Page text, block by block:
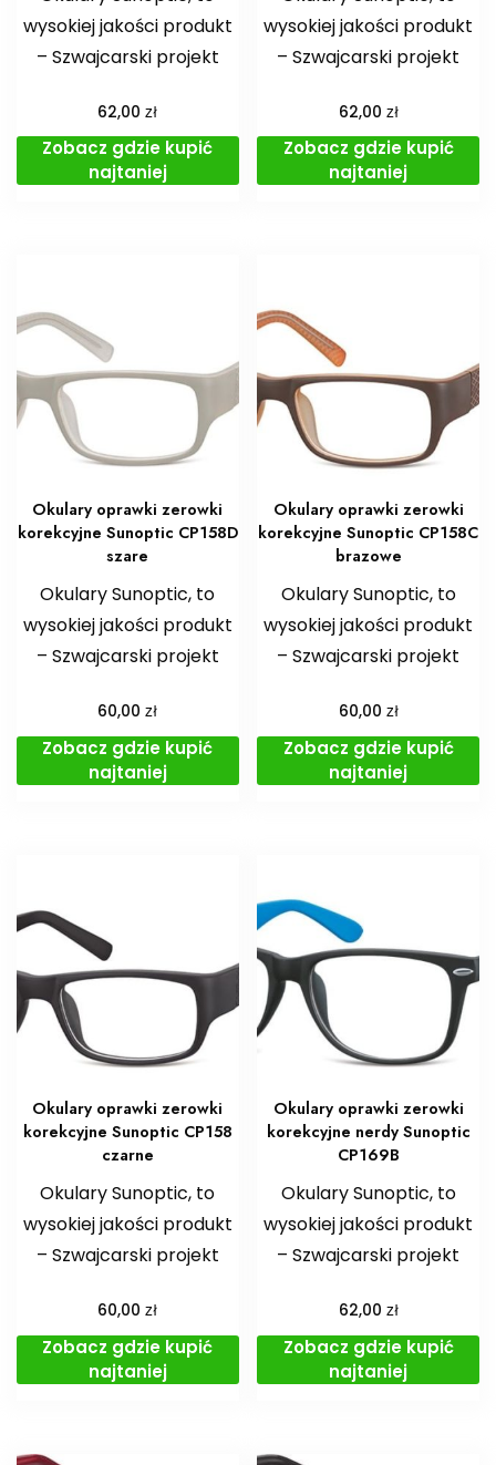
wysokiej jakości produkt
– Szwajcarski projekt
62,00zł
Zobacz gdzie kupić
najtaniej
wysokiej jakości produkt
– Szwajcarski projekt
62,00 zł
Zobacz gdzie kupić
najtaniej
Okulary oprawki zerowki
korekcyjne Sunoptic CP158D
szare
Okulary Sunoptic, to
wysokiej jakości produkt
– Szwajcarski projekt
60,00zł
Zobacz gdzie kupić
najtaniej
Okulary oprawki zerowki
korekcyjne Sunoptic CP158C
brazowe
Okulary Sunoptic, to
wysokiej jakości produkt
– Szwajcarski projekt
60,00 zł
Zobacz gdzie kupić
najtaniej
Okulary oprawki zerowki
korekcyjne Sunoptic CP158
czarne
Okulary Sunoptic, to
wysokiej jakości produkt
– Szwajcarski projekt
60,00zł
Zobacz gdzie kupić
najtaniej
Okulary oprawki zerowki
korekcyjne nerdy Sunoptic
CP169B
Okulary Sunoptic, to
wysokiej jakości produkt
– Szwajcarski projekt
62,00 zł
Zobacz gdzie kupić
najtaniej